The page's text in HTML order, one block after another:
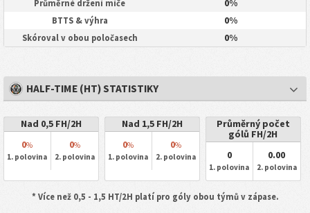
Průměrné držení míče 0%
BTTS & výhra 0%
Skóroval v obou poločasech 0%
HALF-TIME (HT) STATISTIKY
Nad 0,5 FH/2H
0%
1. polovina
0%
2. polovina
Nad 1,5 FH/2H
0%
1. polovina
0%
2. polovina
Průměrný počet
gólů FH/2H
0
1. polovina
0.00
2. polovina
* Více než 0,5 - 1,5 HT/2H platí pro góly obou týmů v zápase.